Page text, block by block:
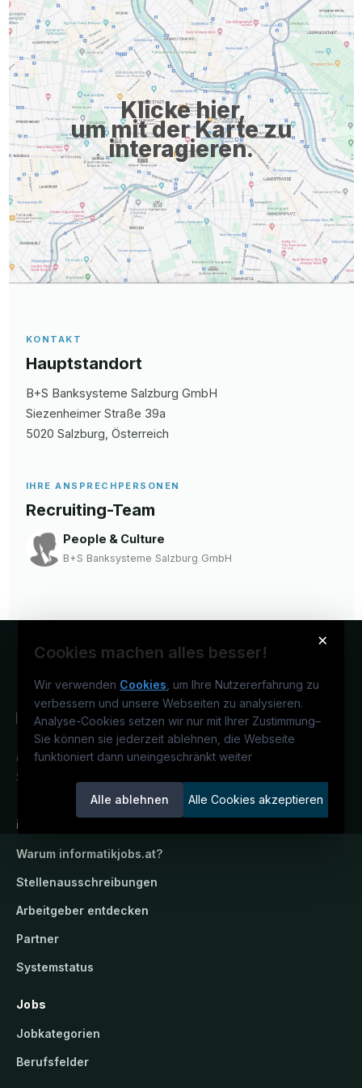
bitte Ihre Bewerbungsunterlagen an karriere@bs-ag.com, mit
Angabe Ihres möglichen Eintrittstermins und sofern vorhanden
Ihrer Gehaltsvorstellung. Wir freuen uns auf Ihre Bewerbung.
Unser angebot --> --> --> Unternehmen Wir ...
Klicke hier,
um mit der Karte zu
interagieren.
KONTAKT
Hauptstandort
B+S Banksysteme Salzburg GmbH
Siezenheimer Straße 39a
5020 Salzburg , Österreich
IHRE ANSPRECHPERSONEN
Recruiting-Team
People & Culture
B+S Banksysteme Salzburg GmbH
×
Cookies machen alles besser!
Wir verwenden Cookies , um Ihre Nutzererfahrung zu
verbessern und unsere Webseiten zu analysieren.
Analyse-Cookies setzen wir nur mit Ihrer Zustimmung–
Sie können sie jederzeit ablehnen, die Webseite
funktioniert dann uneingeschränkt weiter
Alle ablehnen Alle Cookies akzeptieren
Österreichs IT-Karriereportal.Ein
Service der candidatis GmbH.
informatikjobs.at
Warum informatikjobs.at?
Stellenausschreibungen
Arbeitgeber entdecken
Partner
Systemstatus
Jobs
Jobkategorien
Berufsfelder